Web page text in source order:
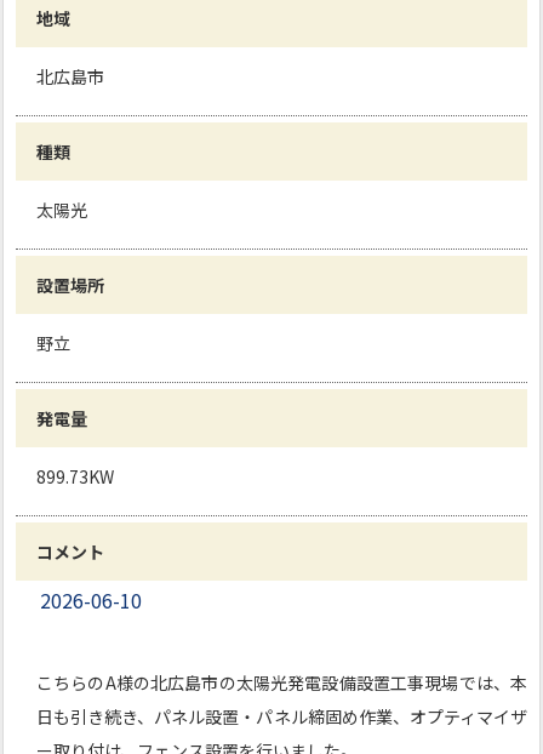
地域
北広島市
種類
太陽光
設置場所
野立
発電量
899.73KW
コメント
2026-06-10
こちらのA様の北広島市の太陽光発電設備設置工事現場では、本
日も引き続き、パネル設置・パネル締固め作業、オプティマイザ